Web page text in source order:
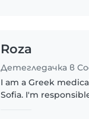
Roza
Детегледачка в
I am a Greek
Sofia. I'm